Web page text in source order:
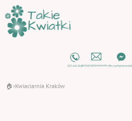
🏠 ›Kwiaciarnia Kraków